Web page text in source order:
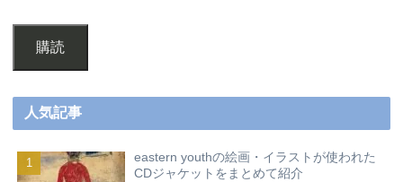
購読
人気記事
eastern youthの絵画・イラストが使われた
CDジャケットをまとめて紹介